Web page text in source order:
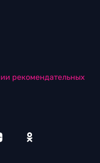
рекомендательных